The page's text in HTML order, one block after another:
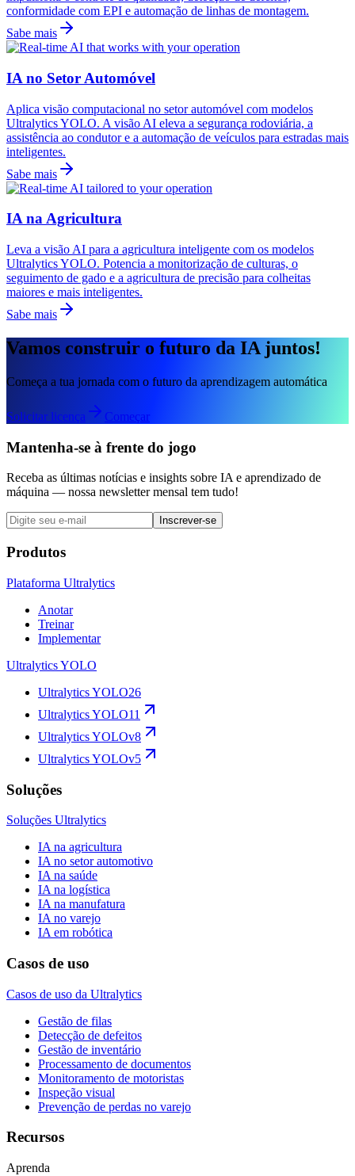
conformidade com EPI e automação de linhas de montagem.
Sabe mais
IA no Setor Automóvel
Aplica visão computacional no setor automóvel com modelos
Ultralytics YOLO. A visão AI eleva a segurança rodoviária, a
assistência ao condutor e a automação de veículos para estradas mais
inteligentes.
Sabe mais
IA na Agricultura
Leva a visão AI para a agricultura inteligente com os modelos
Ultralytics YOLO. Potencia a monitorização de culturas, o
seguimento de gado e a agricultura de precisão para colheitas
maiores e mais inteligentes.
Sabe mais
Vamos construir o futuro da IA juntos!
Começa a tua jornada com o futuro da aprendizagem automática
Solicitar licença Começar
Mantenha-se à frente do jogo
Receba as últimas notícias e insights sobre IA e aprendizado de
máquina — nossa newsletter mensal tem tudo!
Inscrever-se
Produtos
Plataforma Ultralytics
Anotar
Treinar
Implementar
Ultralytics YOLO
Ultralytics YOLO26
Ultralytics YOLO11
Ultralytics YOLOv8
Ultralytics YOLOv5
Soluções
Soluções Ultralytics
IA na agricultura
IA no setor automotivo
IA na saúde
IA na logística
IA na manufatura
IA no varejo
IA em robótica
Casos de uso
Casos de uso da Ultralytics
Gestão de filas
Detecção de defeitos
Gestão de inventário
Processamento de documentos
Monitoramento de motoristas
Inspeção visual
Prevenção de perdas no varejo
Recursos
Aprenda